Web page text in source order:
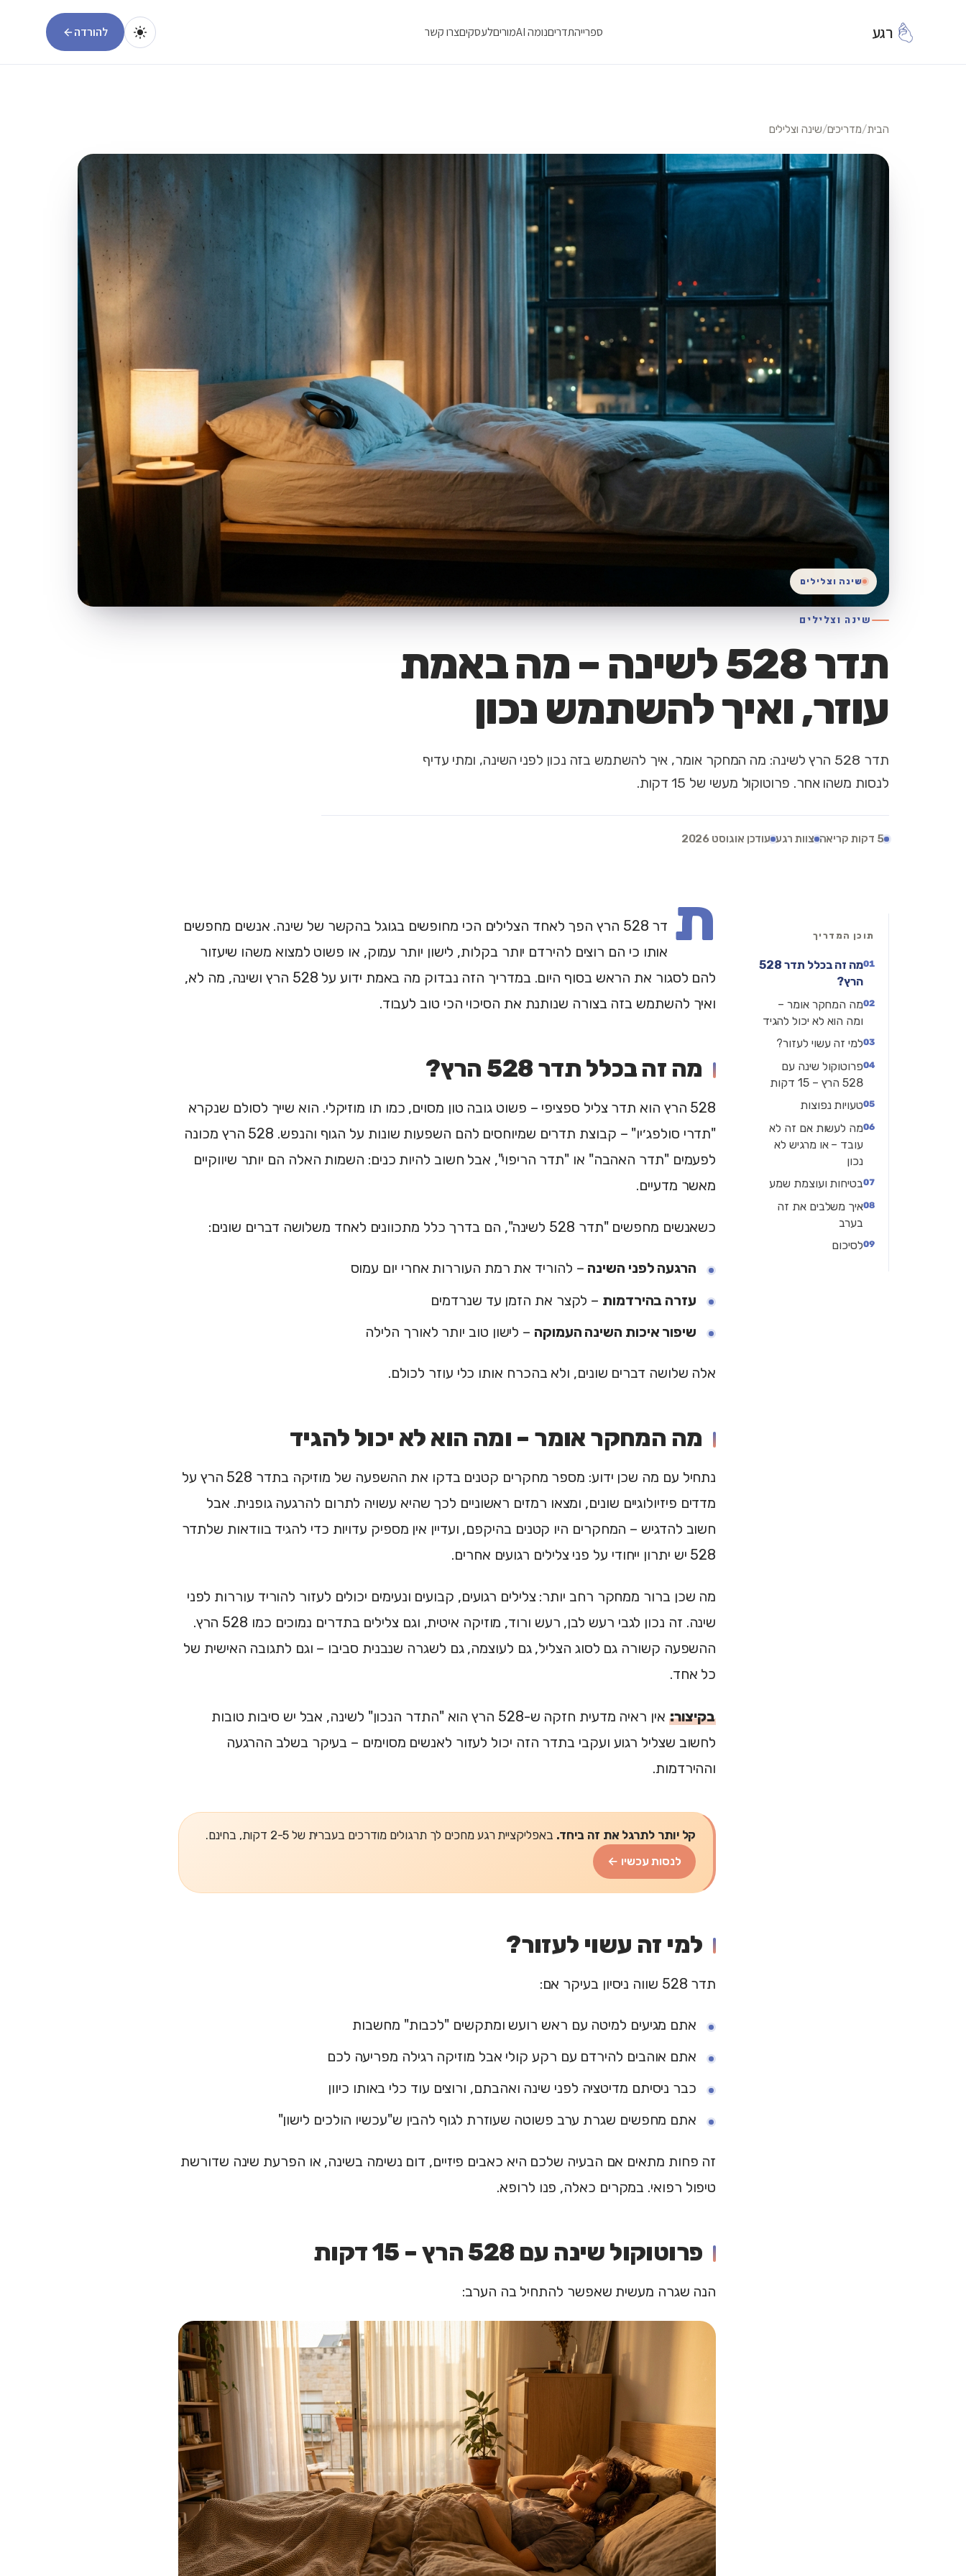
רגע ספרייהתדריםנומה AI מוריםלעסקיםצרו קשר להורדה
הבית/מדריכים/שינה וצלילים
שינה וצלילים
תדר 528 לשינה – מה באמת
עוזר, ואיך להשתמש נכון
תדר 528 הרץ לשינה: מה המחקר אומר, איך להשתמש בזה נכון לפני השינה, ומתי עדיף
לנסות משהו אחר. פרוטוקול מעשי של 15 דקות.
5 דקות קריאה צוות רגע עודכן אוגוסט 2026
שינה וצלילים
תוכן המדריך
מה זה בכלל תדר 528
הרץ?
מה המחקר אומר –
ומה הוא לא יכול להגיד
למי זה עשוי לעזור?
פרוטוקול שינה עם
528 הרץ – 15 דקות
טעויות נפוצות
מה לעשות אם זה לא
עובד – או מרגיש לא
נכון
בטיחות ועוצמת שמע
איך משלבים את זה
בערב
לסיכום
ת
דר 528 הרץ הפך לאחד הצלילים הכי מחופשים בגוגל בהקשר של שינה. אנשים מחפשים
אותו כי הם רוצים להירדם יותר בקלות, לישון יותר עמוק, או פשוט למצוא משהו שיעזור
להם לסגור את הראש בסוף היום. במדריך הזה נבדוק מה באמת ידוע על 528 הרץ ושינה, מה לא,
ואיך להשתמש בזה בצורה שנותנת את הסיכוי הכי טוב לעבוד.
מה זה בכלל תדר 528 הרץ?
528 הרץ הוא תדר צליל ספציפי – פשוט גובה טון מסוים, כמו תו מוזיקלי. הוא שייך לסולם שנקרא
"תדרי סולפג׳יו" – קבוצת תדרים שמיוחסים להם השפעות שונות על הגוף והנפש. 528 הרץ מכונה
לפעמים "תדר האהבה" או "תדר הריפוי", אבל חשוב להיות כנים: השמות האלה הם יותר שיווקיים
מאשר מדעיים.
כשאנשים מחפשים "תדר 528 לשינה", הם בדרך כלל מתכוונים לאחד משלושה דברים שונים:
הרגעה לפני השינה – להוריד את רמת העוררות אחרי יום עמוס
עזרה בהירדמות – לקצר את הזמן עד שנרדמים
שיפור איכות השינה העמוקה – לישון טוב יותר לאורך הלילה
אלה שלושה דברים שונים, ולא בהכרח אותו כלי עוזר לכולם.
מה המחקר אומר – ומה הוא לא יכול להגיד
נתחיל עם מה שכן ידוע: מספר מחקרים קטנים בדקו את ההשפעה של מוזיקה בתדר 528 הרץ על
מדדים פיזיולוגיים שונים, ומצאו רמזים ראשוניים לכך שהיא עשויה לתרום להרגעה גופנית. אבל
חשוב להדגיש – המחקרים היו קטנים בהיקפם, ועדיין אין מספיק עדויות כדי להגיד בוודאות שלתדר
528 יש יתרון ייחודי על פני צלילים רגועים אחרים.
מה שכן ברור ממחקר רחב יותר: צלילים רגועים, קבועים ונעימים יכולים לעזור להוריד עוררות לפני
שינה. זה נכון לגבי רעש לבן, רעש ורוד, מוזיקה איטית, וגם צלילים בתדרים נמוכים כמו 528 הרץ.
ההשפעה קשורה גם לסוג הצליל, גם לעוצמה, גם לשגרה שנבנית סביבו – וגם לתגובה האישית של
כל אחד.
בקיצור:
אין ראיה מדעית חזקה ש-528 הרץ הוא "התדר הנכון" לשינה, אבל יש סיבות טובות
לחשוב שצליל רגוע ועקבי בתדר הזה יכול לעזור לאנשים מסוימים – בעיקר בשלב ההרגעה
וההירדמות.
קל יותר לתרגל את זה ביחד. באפליקציית רגע מחכים לך תרגולים מודרכים בעברית של 2-5 דקות, בחינם.
לנסות עכשיו ←
למי זה עשוי לעזור?
תדר 528 שווה ניסיון בעיקר אם:
אתם מגיעים למיטה עם ראש רועש ומתקשים "לכבות" מחשבות
אתם אוהבים להירדם עם רקע קולי אבל מוזיקה רגילה מפריעה לכם
כבר ניסיתם מדיטציה לפני שינה ואהבתם, ורוצים עוד כלי באותו כיוון
אתם מחפשים שגרת ערב פשוטה שעוזרת לגוף להבין ש"עכשיו הולכים לישון"
זה פחות מתאים אם הבעיה שלכם היא כאבים פיזיים, דום נשימה בשינה, או הפרעת שינה שדורשת
טיפול רפואי. במקרים כאלה, פנו לרופא.
פרוטוקול שינה עם 528 הרץ – 15 דקות
הנה שגרה מעשית שאפשר להתחיל בה הערב: